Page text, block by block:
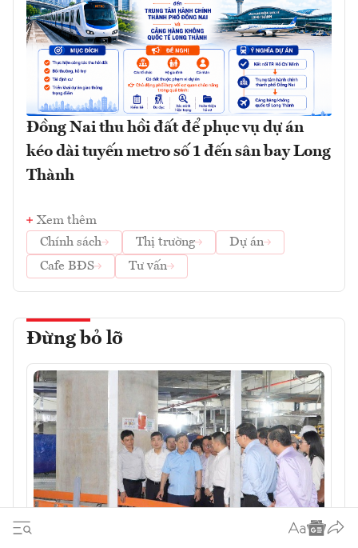
Đồng Nai thu hồi đất để phục vụ dự án
kéo dài tuyến metro số 1 đến sân bay Long
Thành
Xem thêm
Chính sách
Thị trường
Dự án
Cafe BĐS
Tư vấn
Đừng bỏ lỡ